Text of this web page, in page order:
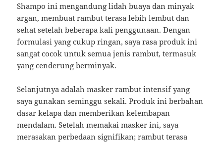
Shampo ini mengandung lidah buaya dan minyak
argan, membuat rambut terasa lebih lembut dan
sehat setelah beberapa kali penggunaan. Dengan
formulasi yang cukup ringan, saya rasa produk ini
sangat cocok untuk semua jenis rambut, termasuk
yang cenderung berminyak.
Selanjutnya adalah masker rambut intensif yang
saya gunakan seminggu sekali. Produk ini berbahan
dasar kelapa dan memberikan kelembapan
mendalam. Setelah memakai masker ini, saya
merasakan perbedaan signifikan; rambut terasa